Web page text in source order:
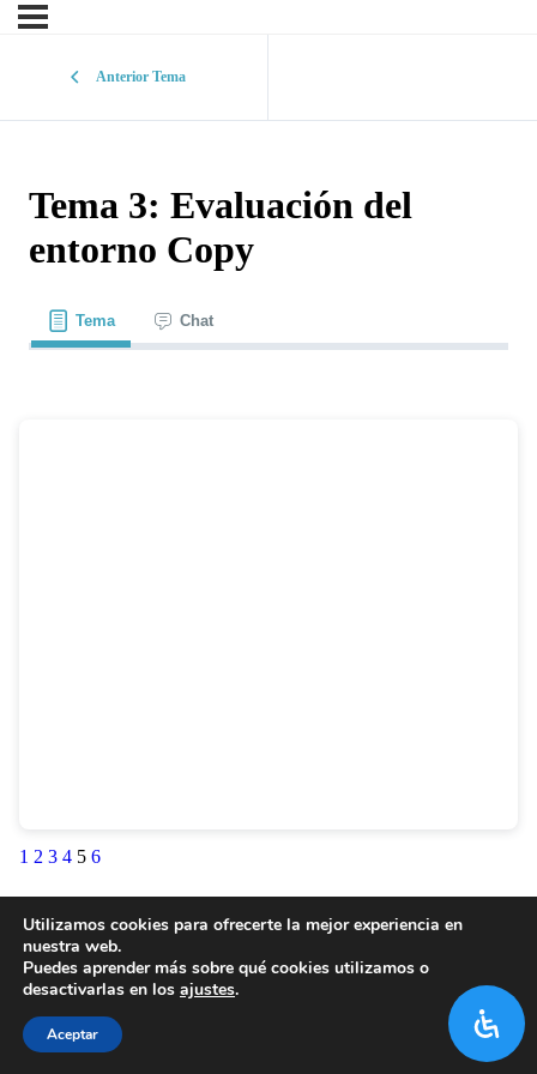
Anterior Tema
Tema 3: Evaluación del
entorno Copy
Tema Chat
1 2 3 4 5 6
Utilizamos cookies para ofrecerte la mejor experiencia en
nuestra web.
Puedes aprender más sobre qué cookies utilizamos o
desactivarlas en los ajustes.
Aceptar